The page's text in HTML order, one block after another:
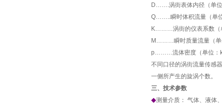
D…….涡街表体内径（单
Q……..瞬时体积流量（单
K………涡街的仪表系数（
M………瞬时质量流量（单
p………流体密度（单位：
不同口径的涡街流量传感
一侧所产生的旋涡个数。
三、技术参数
◆测量介质： 气体、液体